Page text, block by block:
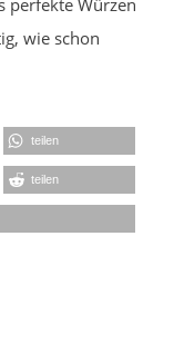
wie schon
teilen
teilen